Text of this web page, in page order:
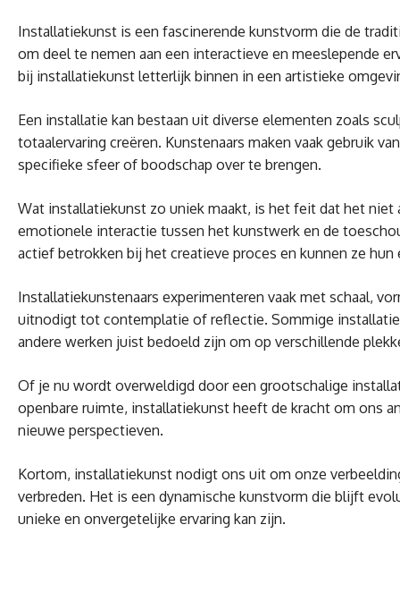
Installatiekunst is een fascinerende kunstvorm die de
om deel te nemen aan een interactieve en meeslepende
bij installatiekunst letterlijk binnen in een artistieke
Een installatie kan bestaan uit diverse elementen zoals
totaalervaring creëren. Kunstenaars maken vaak gebruik
specifieke sfeer of boodschap over te brengen.
Wat installatiekunst zo uniek maakt, is het feit dat het
emotionele interactie tussen het kunstwerk en de
actief betrokken bij het creatieve proces en kunnen ze
Installatiekunstenaars experimenteren vaak met schaal,
uitnodigt tot contemplatie of reflectie. Sommige
andere werken juist bedoeld zijn om op verschillende
Of je nu wordt overweldigd door een grootschalige
openbare ruimte, installatiekunst heeft de kracht om ons
nieuwe perspectieven.
Kortom, installatiekunst nodigt ons uit om onze
verbreden. Het is een dynamische kunstvorm die blijft
unieke en onvergetelijke ervaring kan zijn.